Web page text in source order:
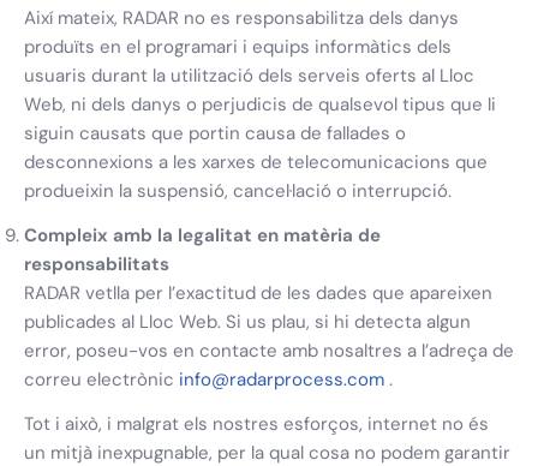
Així mateix, RADAR no es responsabilitza dels danys
produïts en el programari i equips informàtics dels
usuaris durant la utilització dels serveis oferts al Lloc
Web, ni dels danys o perjudicis de qualsevol tipus que li
siguin causats que portin causa de fallades o
desconnexions a les xarxes de telecomunicacions que
produeixin la suspensió, cancel·lació o interrupció.
Compleix amb la legalitat en matèria de
responsabilitats
RADAR vetlla per l’exactitud de les dades que apareixen
publicades al Lloc Web. Si us plau, si hi detecta algun
error, poseu-vos en contacte amb nosaltres a l’adreça de
correu electrònic info@radarprocess.com .
Tot i això, i malgrat els nostres esforços, internet no és
un mitjà inexpugnable, per la qual cosa no podem garantir